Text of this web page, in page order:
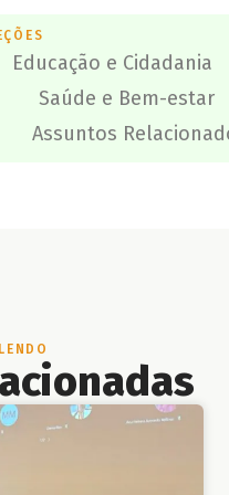
Educação e Cidadania
Saúde e Bem-estar
Assuntos